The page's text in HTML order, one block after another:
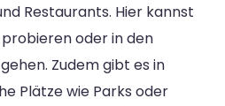
Restaurants. Hier kannst
oder in den
Zudem gibt es in
Plätze wie Parks oder